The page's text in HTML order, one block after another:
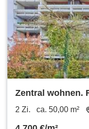
Zentral wohnen.
Zukunftssicher
2 Zi. ca. 50,00 m²